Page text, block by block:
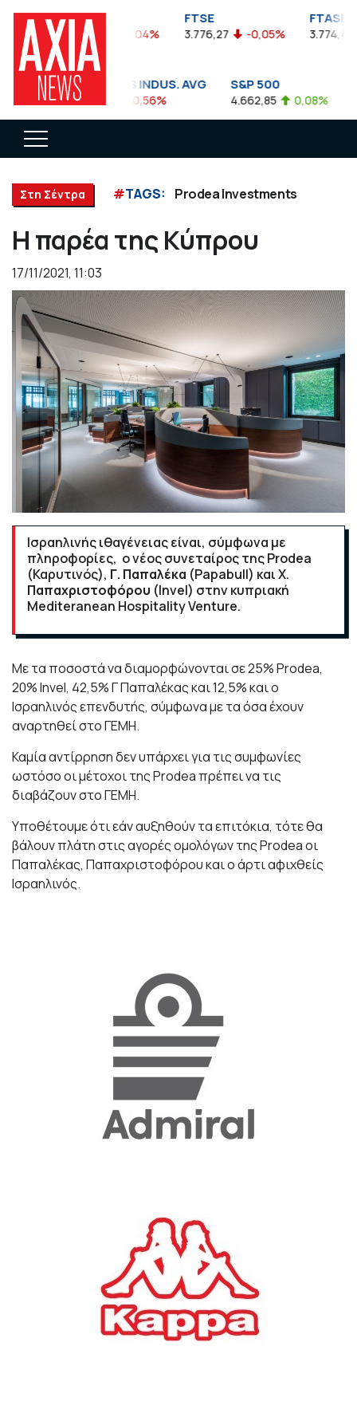
FTSEA
899,47 -0,04%
FTSE
3.776,27 -0,05%
FTASE
3.774,48
DOW JONES INDUS. AVG
35.911,81 -0,56%
S&P 500
4.662,85 0,08%
Στη Σέντρα #TAGS: Prodea Investments
H παρέα της Κύπρου
17/11/2021, 11:03
Ισραηλινής ιθαγένειας είναι, σύμφωνα με
πληροφορίες, ο νέος συνεταίρος της Prodea
(Καρυτινός), Γ. Παπαλέκα (Papabull) και Χ.
Παπαχριστοφόρου (Ιnvel) στην κυπριακή
Mediteranean Hospitality Venture.
Με τα ποσοστά να διαμορφώνονται σε 25% Prodea,
20% Invel, 42,5% Γ Παπαλέκας και 12,5% και ο
Ισραηλινός επενδυτής, σύμφωνα με τα όσα έχουν
αναρτηθεί στο ΓΕΜΗ.
Καμία αντίρρηση δεν υπάρχει για τις συμφωνίες
ωστόσο οι μέτοχοι της Prodea πρέπει να τις
διαβάζουν στο ΓΕΜΗ.
Υποθέτουμε ότι εάν αυξηθούν τα επιτόκια, τότε θα
βάλουν πλάτη στις αγορές ομολόγων της Prodea οι
Παπαλέκας, Παπαχριστοφόρου και ο άρτι αφιχθείς
Ισραηλινός.